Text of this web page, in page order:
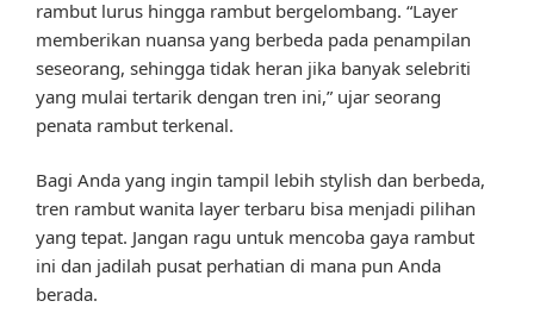
rambut lurus hingga rambut bergelombang. “Layer
memberikan nuansa yang berbeda pada penampilan
seseorang, sehingga tidak heran jika banyak selebriti
yang mulai tertarik dengan tren ini,” ujar seorang
penata rambut terkenal.
Bagi Anda yang ingin tampil lebih stylish dan berbeda,
tren rambut wanita layer terbaru bisa menjadi pilihan
yang tepat. Jangan ragu untuk mencoba gaya rambut
ini dan jadilah pusat perhatian di mana pun Anda
berada.